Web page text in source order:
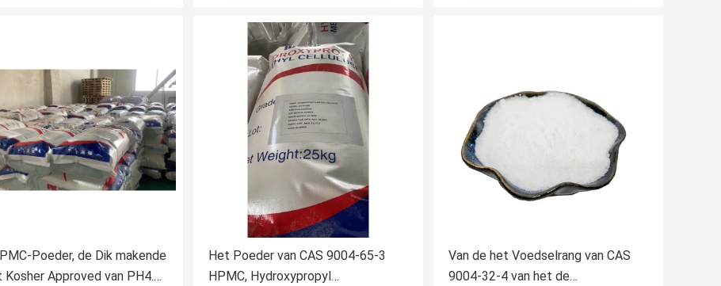
Poeder, de Dik makende
Kosher Approved van PH4.0
Het Poeder van CAS 9004-65-3
HPMC, Hydroxypropyl
Van de het Voedselrang van CAS
9004-32-4 van het de